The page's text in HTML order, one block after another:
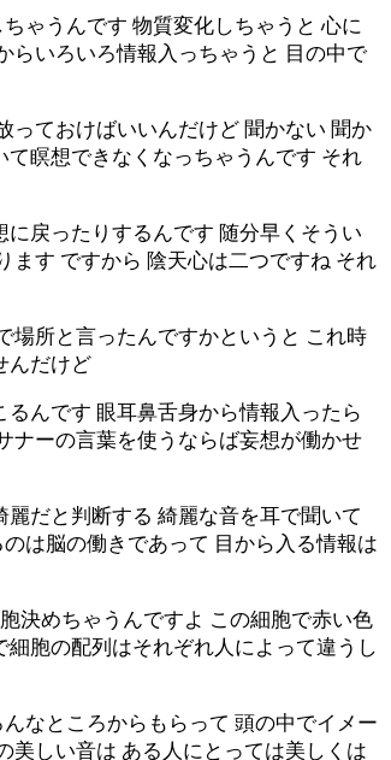
ゃうんです 物質変化しちゃうと 心に
らいろいろ情報入っちゃうと 目の中で
っておけばいいんだけど 聞かない 聞か
瞑想できなくなっちゃうんです それ
戻ったりするんです 随分早くそうい
ます ですから 陰天心は二つですね それ
場所と言ったんですかというと これ時
んだけど
んです 眼耳鼻舌身から情報入ったら
ナーの言葉を使うならば妄想が働かせ
だと判断する 綺麗な音を耳で聞いて
は脳の働きであって 目から入る情報は
決めちゃうんですよ この細胞で赤い色
胞の配列はそれぞれ人によって違うし
なところからもらって 頭の中でイメー
美しい音は ある人にとっては美しくは